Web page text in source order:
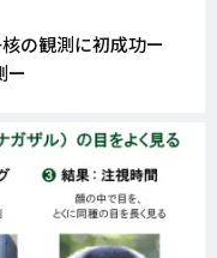
の観測に初成功ー
ー